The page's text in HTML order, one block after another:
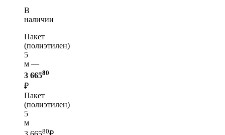
В
наличии
Пакет
(полиэтилен)
5
м —
3 66580
₽
Пакет
(полиэтилен)
5
м
80